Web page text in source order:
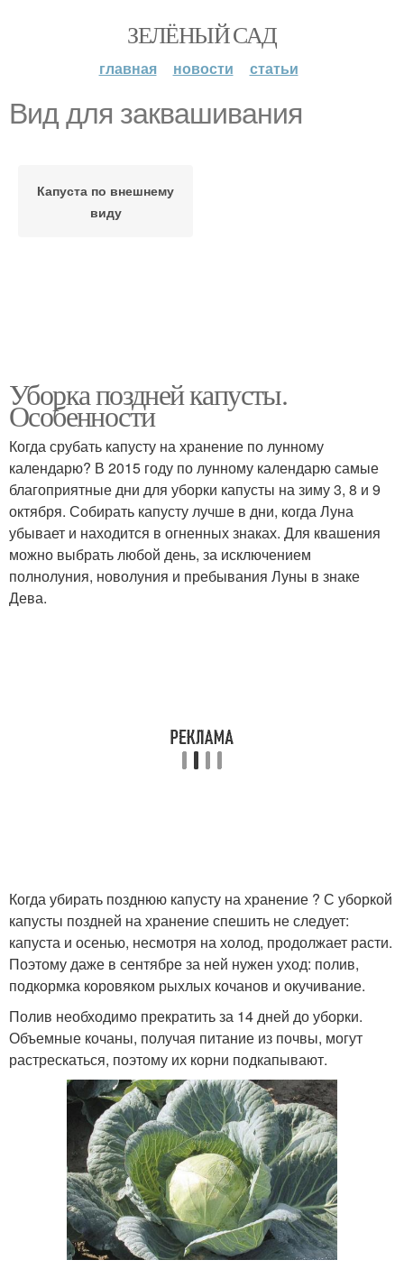
ЗЕЛЁНЫЙ САД
главная новости статьи
Вид для заквашивания
Капуста по внешнему
виду
Уборка поздней капусты.
Особенности
Когда срубать капусту на хранение по лунному
календарю? В 2015 году по лунному календарю самые
благоприятные дни для уборки капусты на зиму 3, 8 и 9
октября. Собирать капусту лучше в дни, когда Луна
убывает и находится в огненных знаках. Для квашения
можно выбрать любой день, за исключением
полнолуния, новолуния и пребывания Луны в знаке
Дева.
Когда убирать позднюю капусту на хранение ? С уборкой
капусты поздней на хранение спешить не следует:
капуста и осенью, несмотря на холод, продолжает расти.
Поэтому даже в сентябре за ней нужен уход: полив,
подкормка коровяком рыхлых кочанов и окучивание.
Полив необходимо прекратить за 14 дней до уборки.
Объемные кочаны, получая питание из почвы, могут
растрескаться, поэтому их корни подкапывают.